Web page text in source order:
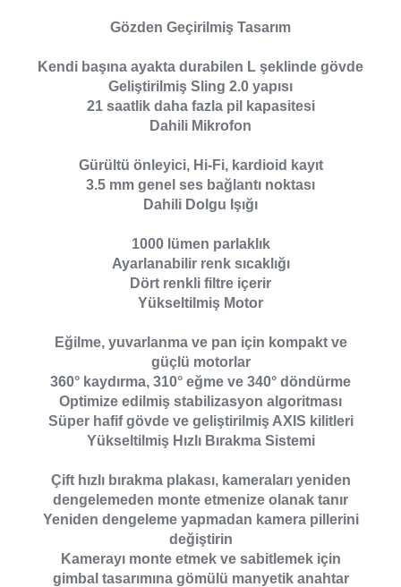
Gözden Geçirilmiş Tasarım
Kendi başına ayakta durabilen L şeklinde gövde
Geliştirilmiş Sling 2.0 yapısı
21 saatlik daha fazla pil kapasitesi
Dahili Mikrofon
Gürültü önleyici, Hi-Fi, kardioid kayıt
3.5 mm genel ses bağlantı noktası
Dahili Dolgu Işığı
1000 lümen parlaklık
Ayarlanabilir renk sıcaklığı
Dört renkli filtre içerir
Yükseltilmiş Motor
Eğilme, yuvarlanma ve pan için kompakt ve
güçlü motorlar
360° kaydırma, 310° eğme ve 340° döndürme
Optimize edilmiş stabilizasyon algoritması
Süper hafif gövde ve geliştirilmiş AXIS kilitleri
Yükseltilmiş Hızlı Bırakma Sistemi
Çift hızlı bırakma plakası, kameraları yeniden
dengelemeden monte etmenize olanak tanır
Yeniden dengeleme yapmadan kamera pillerini
değiştirin
Kamerayı monte etmek ve sabitlemek için
gimbal tasarımına gömülü manyetik anahtar